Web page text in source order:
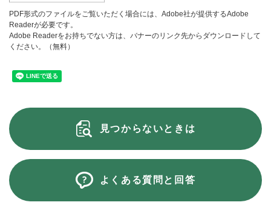
PDF形式のファイルをご覧いただく場合には、Adobe社が提供するAdobe
Readerが必要です。
Adobe Readerをお持ちでない方は、バナーのリンク先からダウンロードして
ください。（無料）
見つからないときは
よくある質問と回答